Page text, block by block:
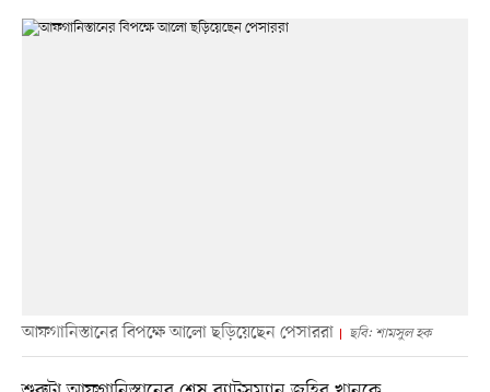
আফগানিস্তানের বিপক্ষে আলো ছড়িয়েছেন পেসাররা ছবি: শামসুল হক